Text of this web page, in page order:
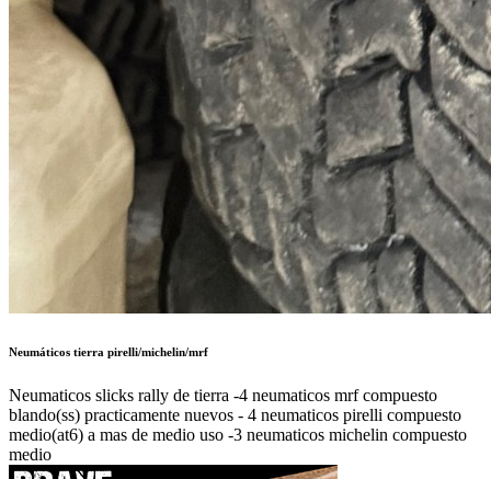
blando(ss) practicamente nuevos - 4 neumaticos pirelli compuesto
medio(at6) a mas de medio uso -3 neumaticos michelin compuesto
medio